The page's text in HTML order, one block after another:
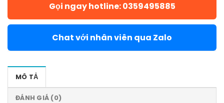
Gọi ngay hotline: 0359495885
Chat với nhân viên qua Zalo
MÔ TẢ
ĐÁNH GIÁ (0)